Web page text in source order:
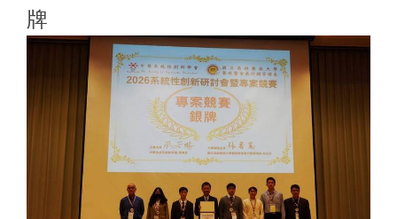
牌